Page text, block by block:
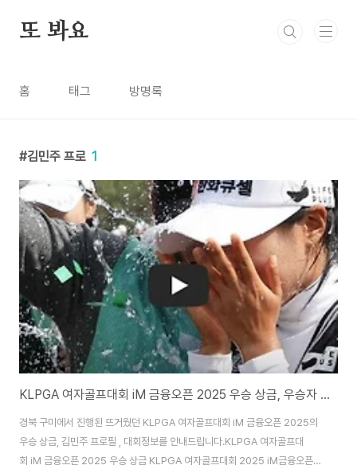
또 봐요
홈 태그 방명록
김민주 프로 1
KLPGA 여자골프대회 iM 금융오픈 2025 우승 상금, 우승자 김민주 프로필 , 대회정보
경북 구미에서 진행된 뜨거웠던 KLPGA 여자골프대회 iM 금융오픈 2025의
우승 상금, 김민주 프로필 , 대회정보를 안내드립니다.KLPGA 여자골프대
회 iM 금융오픈 2025 우승 상금 KLPGA 여자골프대회 2025 iM금융오픈